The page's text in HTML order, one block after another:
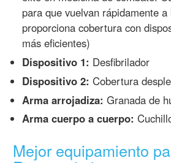
para que vuelvan rápidamente
proporciona cobertura con
más eficientes)
Dispositivo 1: Desfibrilador
Dispositivo 2: Cobertura
Arma arrojadiza: Granada de
Arma cuerpo a cuerpo:
Mejor equipamiento